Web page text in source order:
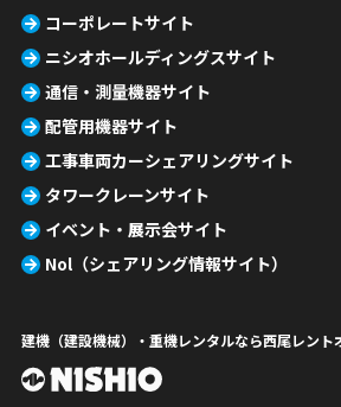
コーポレートサイト
ニシオホールディングスサイト
通信・測量機器サイト
配管用機器サイト
工事車両カーシェアリングサイト
タワークレーンサイト
イベント・展示会サイト
Nol（シェアリング情報サイト）
建機（建設機械）・重機レンタルなら西尾レント